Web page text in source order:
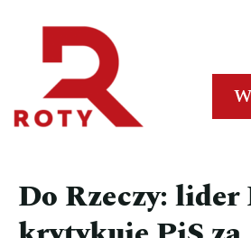
Do Rzeczy: lider